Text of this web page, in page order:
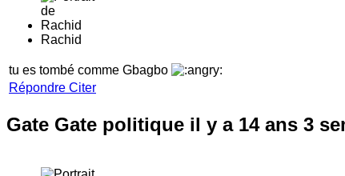
Rachid
tu es tombé comme Gbagbo
Répondre Citer
Gate Gate politique il y a 14 ans 3